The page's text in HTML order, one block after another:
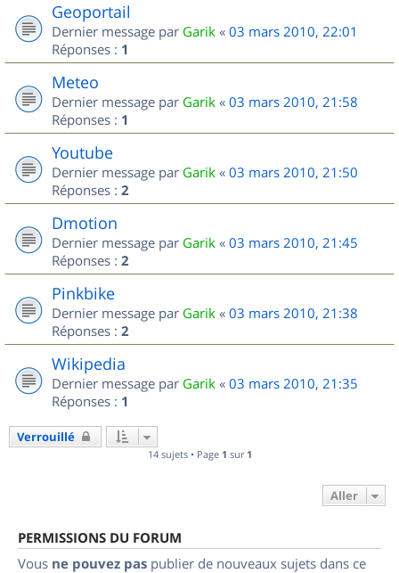
Geoportail
Dernier message par Garik « 03 mars 2010, 22:01
Réponses : 1
Meteo
Dernier message par Garik « 03 mars 2010, 21:58
Réponses : 1
Youtube
Dernier message par Garik « 03 mars 2010, 21:50
Réponses : 2
Dmotion
Dernier message par Garik « 03 mars 2010, 21:45
Réponses : 2
Pinkbike
Dernier message par Garik « 03 mars 2010, 21:38
Réponses : 2
Wikipedia
Dernier message par Garik « 03 mars 2010, 21:35
Réponses : 1
Verrouillé
14 sujets • Page 1 sur 1
Aller
PERMISSIONS DU FORUM
Vous ne pouvez pas publier de nouveaux sujets dans ce